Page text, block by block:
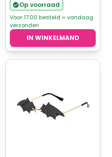
Op voorraad
Voor 17.00 besteld = vandaag
verzonden
IN WINKELMAND